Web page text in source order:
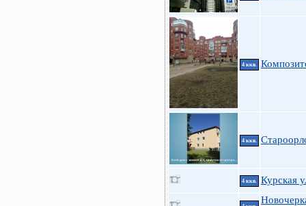
4 ккв.
4 ккв.
4 ккв. Курская